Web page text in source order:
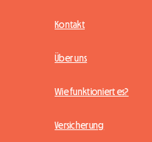
Kontakt
Über uns
Wie funktioniert es?
Versicherung